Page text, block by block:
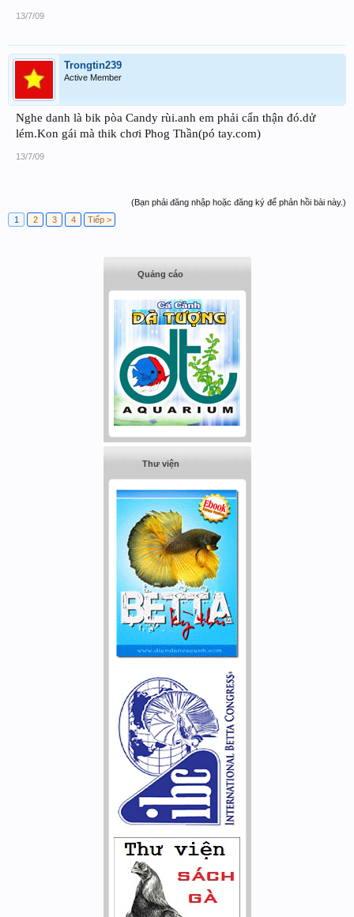
13/7/09
Trongtin239
Active Member
Nghe danh là bik pòa Candy rùi.anh em phải cẩn thận đó.dử
lém.Kon gái mà thik chơi Phog Thần(pó tay.com)
13/7/09
(Bạn phải đăng nhập hoặc đăng ký để phản hồi bài này.)
1
2 3 4 Tiếp >
Quảng cáo
Thư viện